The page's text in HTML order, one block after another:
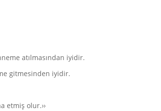
atılmasından iyidir.
gitmesinden iyidir.
etmiş olur.››